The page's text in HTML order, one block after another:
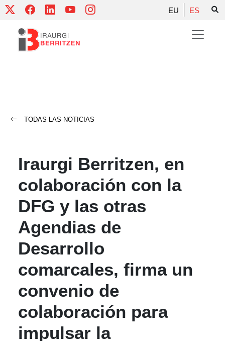
Skip
content
EU ES
TODAS LAS NOTICIAS
Iraurgi Berritzen, en
colaboración con la
DFG y las otras
Agendias de
Desarrollo
comarcales, firma un
convenio de
colaboración para
impulsar la